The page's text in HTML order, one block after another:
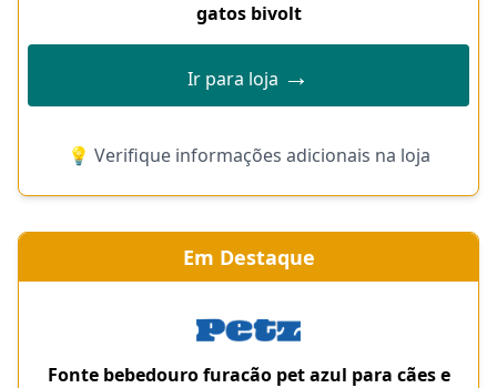
gatos bivolt
Ir para loja →
💡 Verifique informações adicionais na loja
Em Destaque
Fonte bebedouro furacão pet azul para cães e